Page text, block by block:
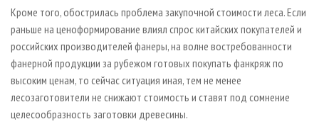
Кроме того, обострилась проблема закупочной стоимости леса. Если
раньше на ценоформирование влиял спрос китайских покупателей и
российских производителей фанеры, на волне востребованности
фанерной продукции за рубежом готовых покупать фанкряж по
высоким ценам, то сейчас ситуация иная, тем не менее
лесозаготовители не снижают стоимость и ставят под сомнение
целесообразность заготовки древесины.